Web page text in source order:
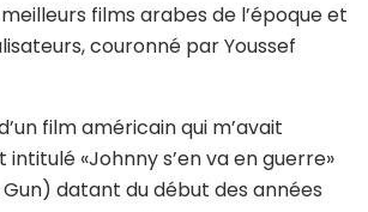
films arabes de l’époque et
couronné par Youssef
film américain qui m’avait
intitulé «Johnny s’en va en guerre»
datant du début des années